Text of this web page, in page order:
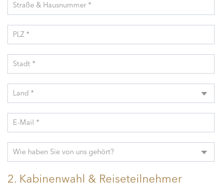
Straße & Hausnummer *
PLZ *
Stadt *
Land *
E-Mail *
Wie haben Sie von uns gehört?
2. Kabinenwahl & Reiseteilnehmer